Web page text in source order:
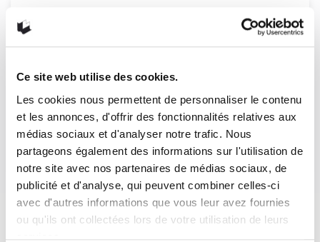
Ce site web utilise des cookies.
Les cookies nous permettent de personnaliser le contenu
et les annonces, d'offrir des fonctionnalités relatives aux
médias sociaux et d'analyser notre trafic. Nous
partageons également des informations sur l'utilisation de
notre site avec nos partenaires de médias sociaux, de
publicité et d'analyse, qui peuvent combiner celles-ci
avec d'autres informations que vous leur avez fournies
ou qu'ils ont collectées lors de votre utilisation de leurs